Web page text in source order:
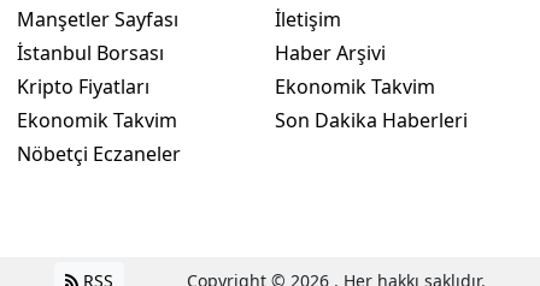
Manşetler Sayfası
İstanbul Borsası
Kripto Fiyatları
Ekonomik Takvim
Nöbetçi Eczaneler
İletişim
Haber Arşivi
Ekonomik Takvim
Son Dakika Haberleri
RSS Copyright © 2026 . Her hakkı saklıdır.